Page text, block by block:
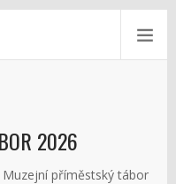
2026
Muzejní příměstský tábor